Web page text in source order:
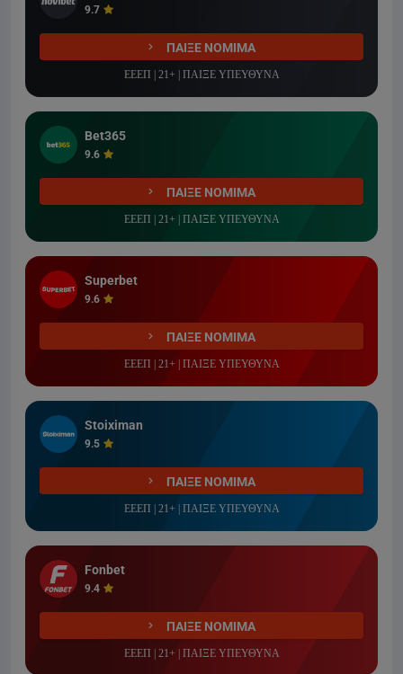
9.7
ΠΑΙΞΕ ΝΟΜΙΜΑ
ΕΕΕΠ | 21+ | ΠΑΙΞΕ ΥΠΕΥΘΥΝΑ
Bet365
9.6
ΠΑΙΞΕ ΝΟΜΙΜΑ
ΕΕΕΠ | 21+ | ΠΑΙΞΕ ΥΠΕΥΘΥΝΑ
Superbet
9.6
ΠΑΙΞΕ ΝΟΜΙΜΑ
ΕΕΕΠ | 21+ | ΠΑΙΞΕ ΥΠΕΥΘΥΝΑ
Stoiximan
9.5
ΠΑΙΞΕ ΝΟΜΙΜΑ
ΕΕΕΠ | 21+ | ΠΑΙΞΕ ΥΠΕΥΘΥΝΑ
Fonbet
9.4
ΠΑΙΞΕ ΝΟΜΙΜΑ
ΕΕΕΠ | 21+ | ΠΑΙΞΕ ΥΠΕΥΘΥΝΑ